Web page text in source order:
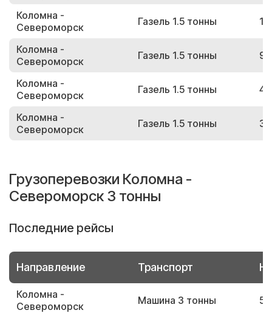
Коломна -
Североморск
Газель 1.5 тонны
Коломна -
Североморск
Газель 1.5 тонны
Коломна -
Североморск
Газель 1.5 тонны
Коломна -
Североморск
Газель 1.5 тонны
Грузоперевозки Коломна -
Североморск 3 тонны
Последние рейсы
Направление Транспорт
Коломна -
Североморск
Машина 3 тонны